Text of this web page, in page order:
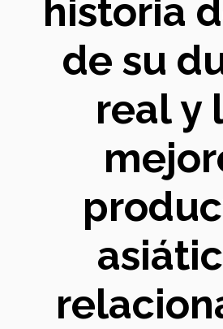
historia
de su
real y